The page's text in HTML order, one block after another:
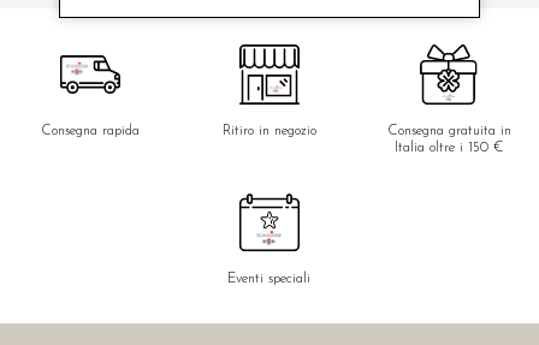
Consegna rapida Ritiro in negozio
Consegna gratuita in
Italia oltre i 150 €
Eventi speciali